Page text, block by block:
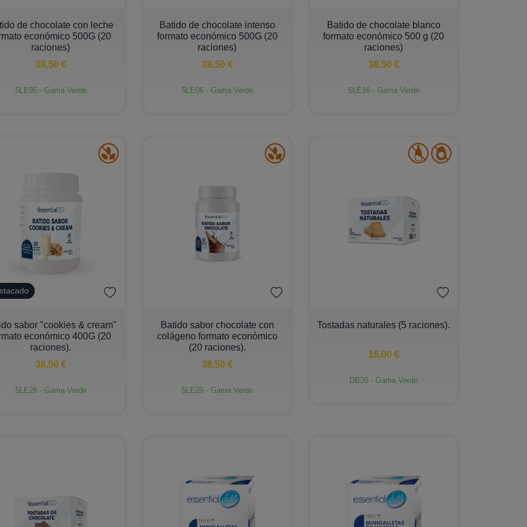
+
de chocolate con leche
económico 500G (20
raciones)
38,50 €
5LE05 - Gama Verde
+
Batido de chocolate intenso
formato económico 500G (20
raciones)
38,50 €
5LE06 - Gama Verde
+
Batido de chocolate blanco
formato económico 500 g (20
raciones)
38,50 €
5LE16 - Gama Verde
+
sabor "cookies & cream"
económico 400G (20
raciones).
38,50 €
5LE28 - Gama Verde
+
Batido sabor chocolate con
colágeno formato económico
(20 raciones).
38,50 €
5LE29 - Gama Verde
− +
Tostadas naturales (5 raciones).
15,00 €
DB20 - Gama Verde